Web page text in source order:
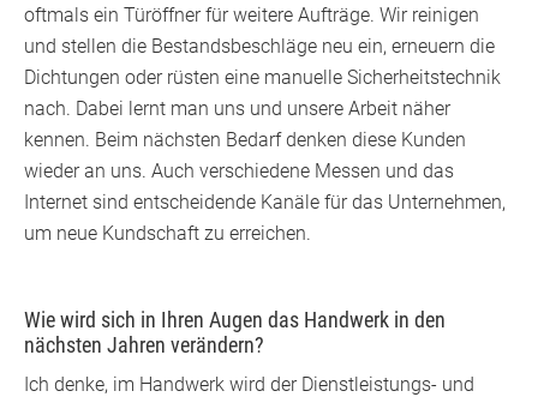
oftmals ein Türöffner für weitere Aufträge. Wir reinigen
und stellen die Bestandsbeschläge neu ein, erneuern die
Dichtungen oder rüsten eine manuelle Sicherheitstechnik
nach. Dabei lernt man uns und unsere Arbeit näher
kennen. Beim nächsten Bedarf denken diese Kunden
wieder an uns. Auch verschiedene Messen und das
Internet sind entscheidende Kanäle für das Unternehmen,
um neue Kundschaft zu erreichen.
Wie wird sich in Ihren Augen das Handwerk in den
nächsten Jahren verändern?
Ich denke, im Handwerk wird der Dienstleistungs- und